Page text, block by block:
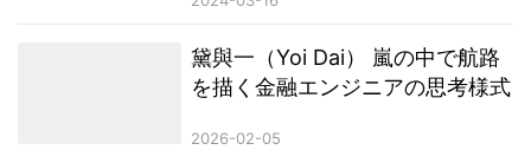
黛與一（Yoi Dai） 嵐の中で航路
を描く金融エンジニアの思考様式
2026-02-05